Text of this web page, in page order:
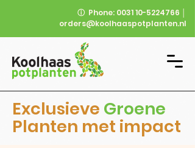
ⓘ Phone: 0031 10-5224766
orders@koolhaaspotplanten.nl
Exclusieve Groene
Planten met impact